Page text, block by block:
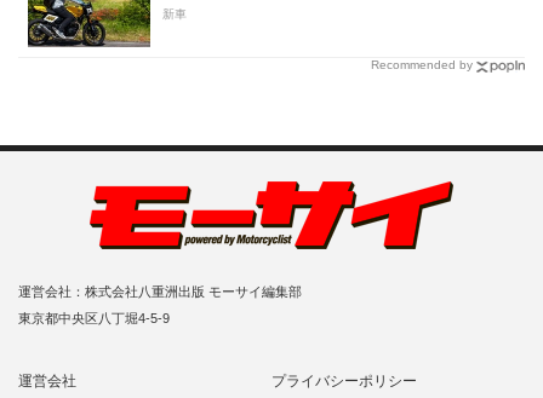
新車
Recommended by
運営会社：株式会社八重洲出版 モーサイ編集部
東京都中央区八丁堀4-5-9
運営会社
プライバシーポリシー